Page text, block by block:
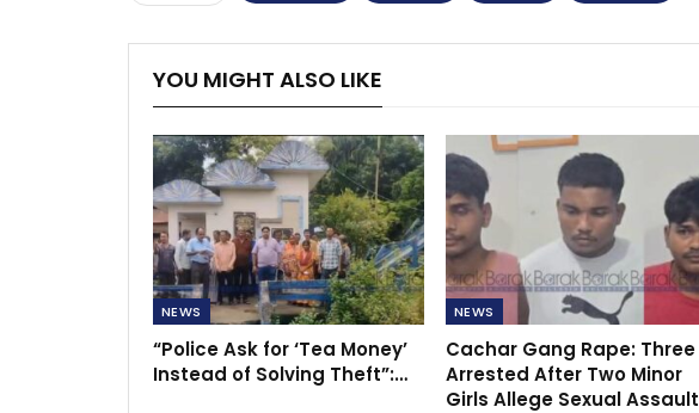
YOU MIGHT ALSO LIKE
NEWS
“Police Ask for ‘Tea Money’
Instead of Solving Theft”:…
NEWS
Cachar Gang Rape: Three
Arrested After Two Minor
Girls Allege Sexual Assault